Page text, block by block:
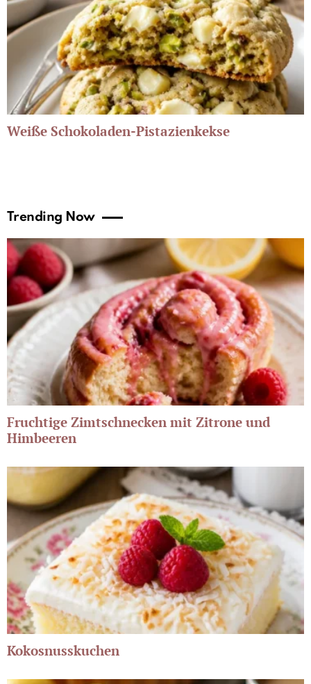
Weiße Schokoladen-Pistazienkekse
Trending Now
Fruchtige Zimtschnecken mit Zitrone und
Himbeeren
Kokosnusskuchen